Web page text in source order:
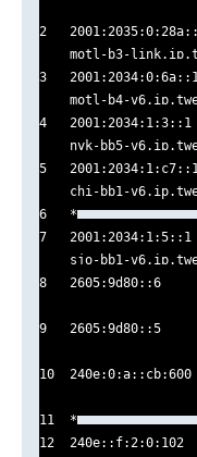
2
motl-b3-
3
motl-b4-
4
nyk-bb5-
5
chi-bb1-
6   *
7   2001:2034:1:5::1
sjo-bb1-
8   2605:9d80::6
9   2605:9d80::5
10
11  *
12  240e::f:2:0:102